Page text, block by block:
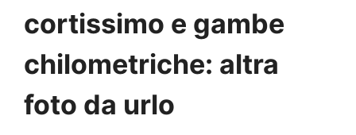
cortissimo e gambe
chilometriche: altra
foto da urlo